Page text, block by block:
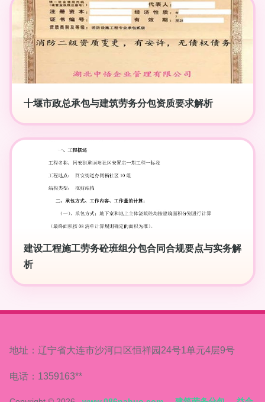
十堰市政总承包与建筑劳务分包资质要求解析
建设工程施工劳务砼班组分包合同合规要点与实务解
析
地址：辽宁省大连市沙河口区恒祥园24号1单元4层9号
电话：1359163**